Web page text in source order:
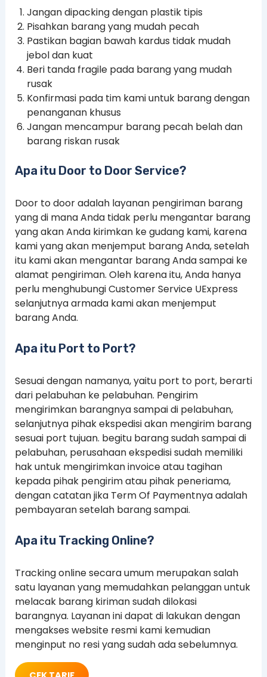
Jangan dipacking dengan plastik tipis
Pisahkan barang yang mudah pecah
Pastikan bagian bawah kardus tidak mudah
jebol dan kuat
Beri tanda fragile pada barang yang mudah
rusak
Konfirmasi pada tim kami untuk barang dengan
penanganan khusus
Jangan mencampur barang pecah belah dan
barang riskan rusak
Apa itu Door to Door Service?
Door to door adalah layanan pengiriman barang
yang di mana Anda tidak perlu mengantar barang
yang akan Anda kirimkan ke gudang kami, karena
kami yang akan menjemput barang Anda, setelah
itu kami akan mengantar barang Anda sampai ke
alamat pengiriman. Oleh karena itu, Anda hanya
perlu menghubungi Customer Service UExpress
selanjutnya armada kami akan menjemput
barang Anda.
Apa itu Port to Port?
Sesuai dengan namanya, yaitu port to port, berarti
dari pelabuhan ke pelabuhan. Pengirim
mengirimkan barangnya sampai di pelabuhan,
selanjutnya pihak ekspedisi akan mengirim barang
sesuai port tujuan. begitu barang sudah sampai di
pelabuhan, perusahaan ekspedisi sudah memiliki
hak untuk mengirimkan invoice atau tagihan
kepada pihak pengirim atau pihak peneriama,
dengan catatan jika Term Of Paymentnya adalah
pembayaran setelah barang sampai.
Apa itu Tracking Online?
Tracking online secara umum merupakan salah
satu layanan yang memudahkan pelanggan untuk
melacak barang kiriman sudah dilokasi
barangnya. Layanan ini dapat di lakukan dengan
mengakses website resmi kami kemudian
menginput no resi yang sudah ada sebelumnya.